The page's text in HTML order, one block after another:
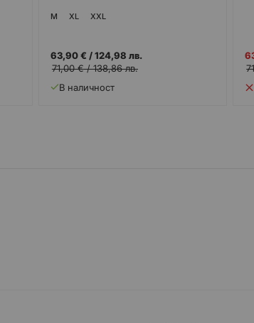
M XL XXL
63,90 € /124,98 лв.
71,00 €/138,86 лв.
В наличност